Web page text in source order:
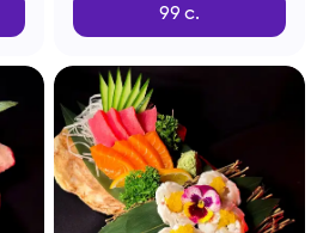
99 с.